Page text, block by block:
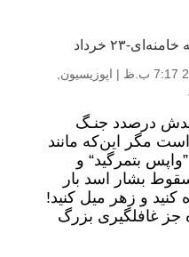
مسعود رجوی در پاسخ به خامنه‌ای-۲۳ خرداد
| اپوزیسیون
درصدد جنـگ
مگر این‌که مانند
”واپس بتمرگید“ و
بشار اسد بار
کنید و زهر میل کنید!
مذاکره جز غافلگیری بزرگ